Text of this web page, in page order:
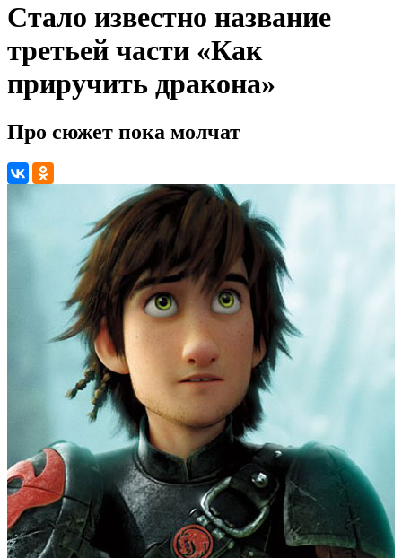
Стало известно название
третьей части «Как
приручить дракона»
Про сюжет пока молчат